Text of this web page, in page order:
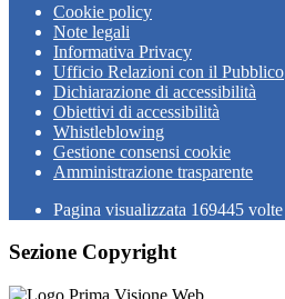
Cookie policy
Note legali
Informativa Privacy
Ufficio Relazioni con il Pubblico
Dichiarazione di accessibilità
Obiettivi di accessibilità
Whistleblowing
Gestione consensi cookie
Amministrazione trasparente
Pagina visualizzata 169445 volte
Sezione Copyright